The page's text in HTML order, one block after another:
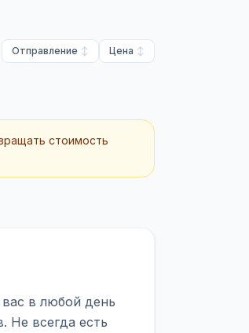
Отправление Цена
стоимость
в любой день
Не всегда есть